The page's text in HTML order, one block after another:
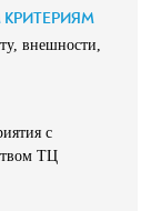
внешности,
с
ТЦ